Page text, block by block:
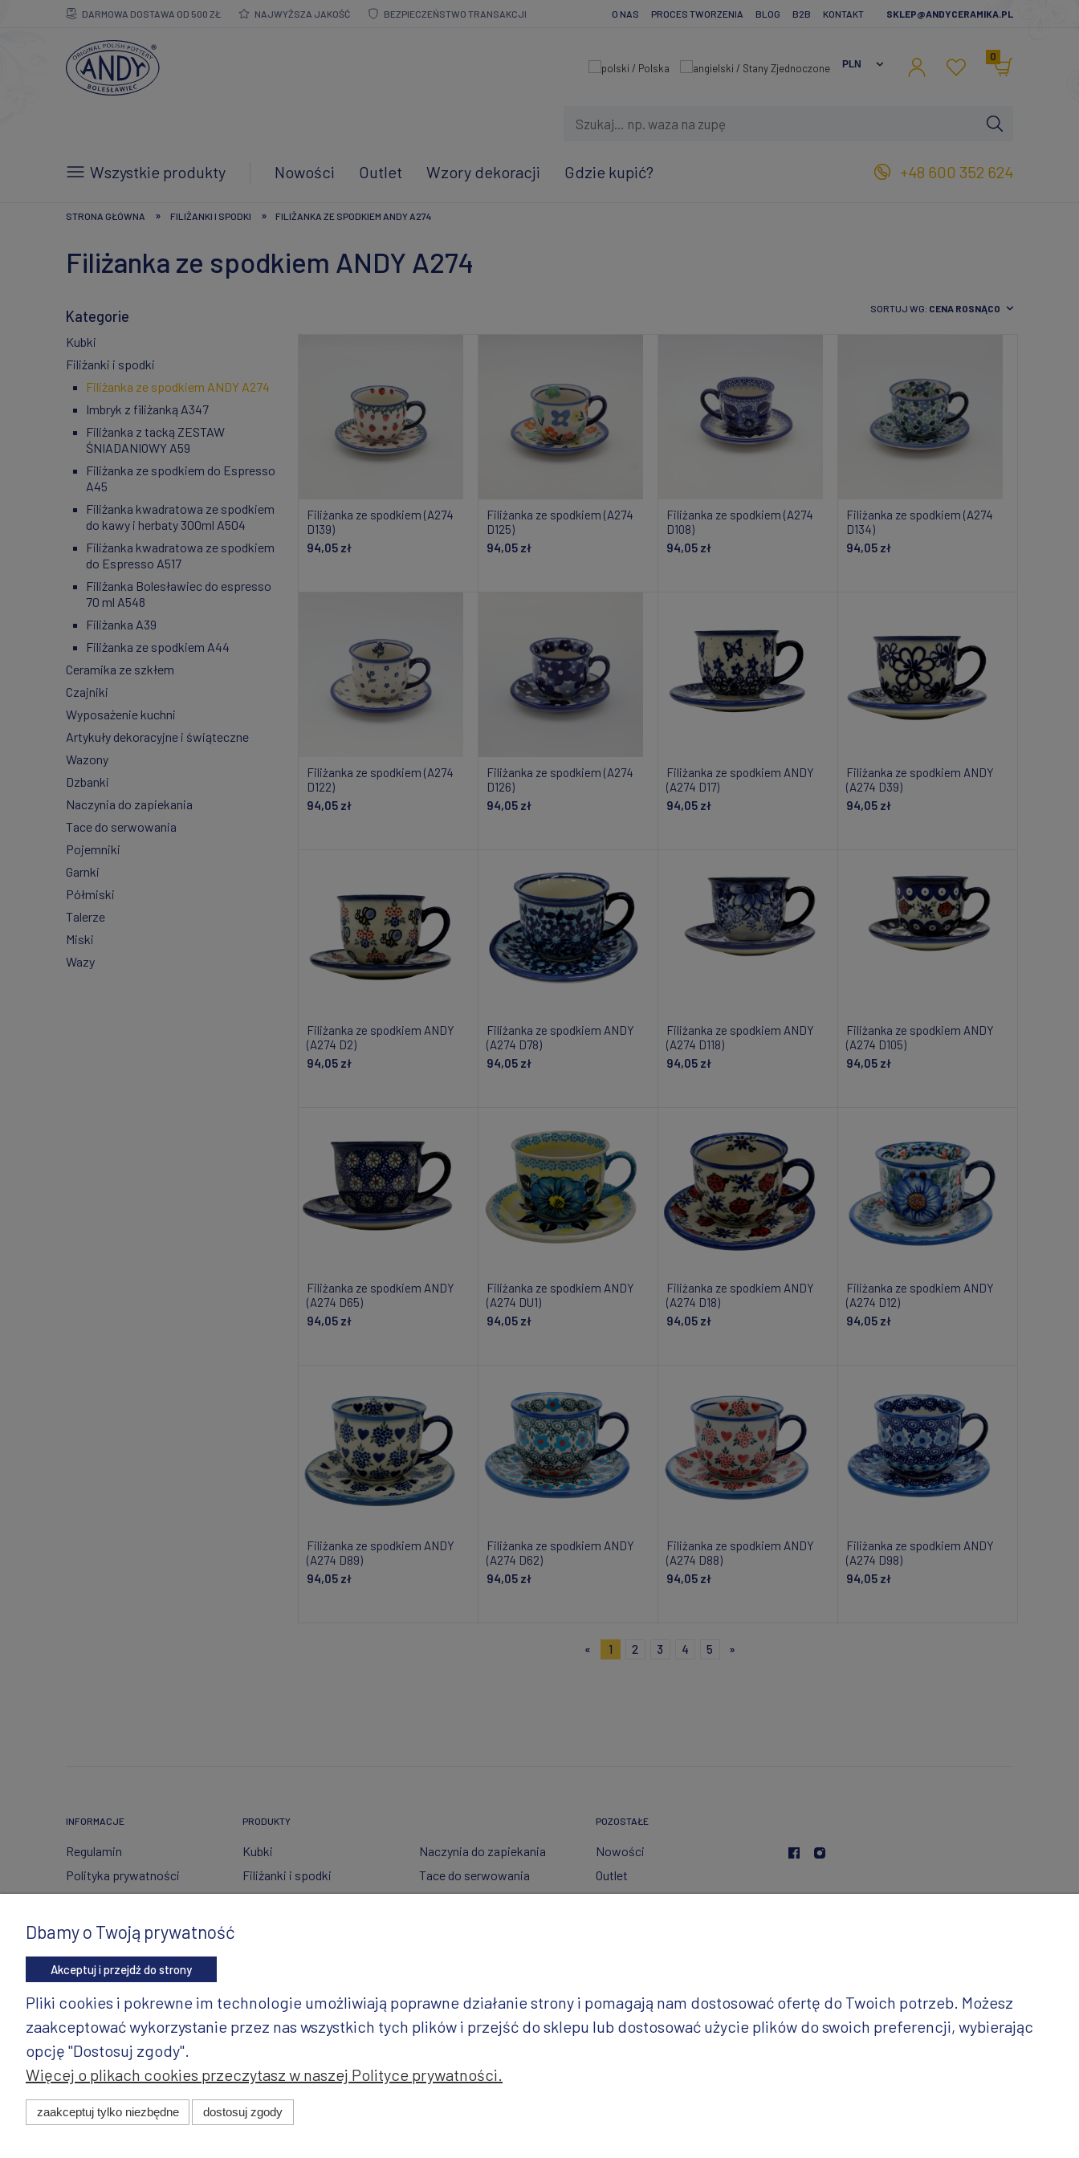
DARMOWA DOSTAWA OD 500 ZŁ NAJWYŻSZA JAKOŚĆ BEZPIECZEŃSTWO TRANSAKCJI O NAS PROCES TWORZENIA BLOG B2B KONTAKT SKLEP@ANDYCERAMIKA.PL
0
Wszystkie produkty Nowości Outlet Wzory dekoracji Gdzie kupić? +48 600 352 624
STRONA GŁÓWNA » FILIŻANKI I SPODKI » FILIŻANKA ZE SPODKIEM ANDY A274
Filiżanka ze spodkiem ANDY A274
Kategorie
Kubki
Filiżanki i spodki
Filiżanka ze spodkiem ANDY A274
Imbryk z filiżanką A347
Filiżanka z tacką ZESTAW
ŚNIADANIOWY A59
Filiżanka ze spodkiem do Espresso
A45
Filiżanka kwadratowa ze spodkiem
do kawy i herbaty 300ml A504
Filiżanka kwadratowa ze spodkiem
do Espresso A517
Filiżanka Bolesławiec do espresso
70 ml A548
Filiżanka A39
Filiżanka ze spodkiem A44
Ceramika ze szkłem
Czajniki
Wyposażenie kuchni
Artykuły dekoracyjne i świąteczne
Wazony
Dzbanki
Naczynia do zapiekania
Tace do serwowania
Pojemniki
Garnki
Półmiski
Talerze
Miski
Wazy
SORTUJ WG: CENA ROSNĄCO
Filiżanka ze spodkiem (A274
D139)
94,05 zł
Filiżanka ze spodkiem (A274
D125)
94,05 zł
Filiżanka ze spodkiem (A274
D108)
94,05 zł
Filiżanka ze spodkiem (A274
D134)
94,05 zł
Filiżanka ze spodkiem (A274
D122)
94,05 zł
Filiżanka ze spodkiem (A274
D126)
94,05 zł
Filiżanka ze spodkiem ANDY
(A274 D17)
94,05 zł
Filiżanka ze spodkiem ANDY
(A274 D39)
94,05 zł
Filiżanka ze spodkiem ANDY
(A274 D2)
94,05 zł
Filiżanka ze spodkiem ANDY
(A274 D78)
94,05 zł
Filiżanka ze spodkiem ANDY
(A274 D118)
94,05 zł
Filiżanka ze spodkiem ANDY
(A274 D105)
94,05 zł
Filiżanka ze spodkiem ANDY
(A274 D65)
94,05 zł
Filiżanka ze spodkiem ANDY
(A274 DU1)
94,05 zł
Filiżanka ze spodkiem ANDY
(A274 D18)
94,05 zł
Filiżanka ze spodkiem ANDY
(A274 D12)
94,05 zł
Filiżanka ze spodkiem ANDY
(A274 D89)
94,05 zł
Filiżanka ze spodkiem ANDY
(A274 D62)
94,05 zł
Filiżanka ze spodkiem ANDY
(A274 D88)
94,05 zł
Filiżanka ze spodkiem ANDY
(A274 D98)
94,05 zł
« 1 2 3 4 5 »
INFORMACJE
Regulamin
Polityka prywatności
Wysyłka i zwroty
Metody płatności
Twoje zamówienia
Ustawienia konta
Gdzie kupić?
PRODUKTY
Kubki
Filiżanki i spodki
Wazony
Dzbanki
Naczynia do zapiekania
Tace do serwowania
Wazy
POZOSTAŁE
Nowości
Outlet
© 2025 ANDY Ceramika. Wszystkie prawa zastrzeżone. Projekt i realizacja:
Dbamy o Twoją prywatność
Akceptuj i przejdź do strony
Pliki cookies i pokrewne im technologie umożliwiają poprawne działanie strony i pomagają nam dostosować ofertę do Twoich potrzeb. Możesz
zaakceptować wykorzystanie przez nas wszystkich tych plików i przejść do sklepu lub dostosować użycie plików do swoich preferencji, wybierając
opcję "Dostosuj zgody".
Więcej o plikach cookies przeczytasz w naszej Polityce prywatności.
zaakceptuj tylko niezbędne dostosuj zgody